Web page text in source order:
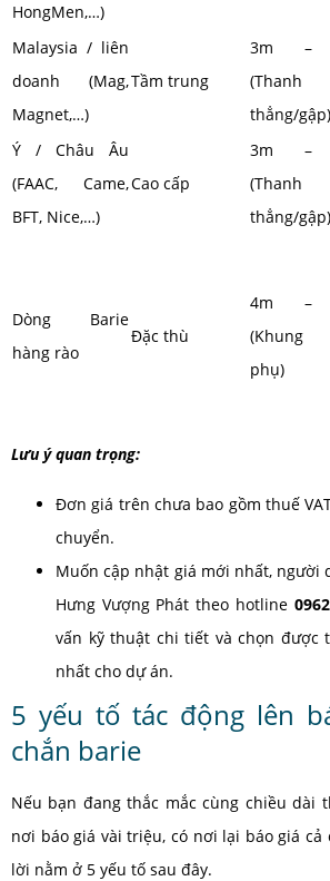
HongMen,…)
Malaysia / liên
doanh (Mag,
Magnet,…)
Tầm trung
3m –
(Thanh
thẳng/gập)
Ý / Châu Âu
(FAAC, Came,
BFT, Nice,…)
Cao cấp
3m –
(Thanh
thẳng/gập)
Dòng Barie
hàng rào
Đặc thù
4m –
phụ)
Lưu ý quan trọng:
Đơn giá trên chưa bao gồm thuế
chuyển.
Muốn cập nhật giá mới nhất, người
Hưng Vượng Phát theo hotline
vấn kỹ thuật chi tiết và chọn được
nhất cho dự án.
5 yếu tố tác động lên
chắn barie
Nếu bạn đang thắc mắc cùng chiều dài
nơi báo giá vài triệu, có nơi lại báo giá
lời nằm ở 5 yếu tố sau đây.